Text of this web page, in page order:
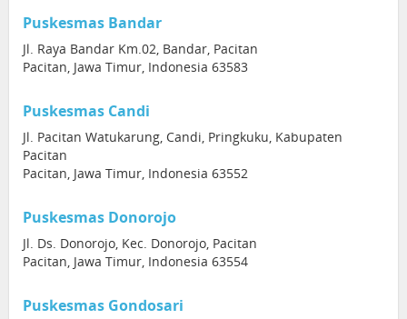
Puskesmas Bandar
Jl. Raya Bandar Km.02, Bandar, Pacitan
Pacitan, Jawa Timur, Indonesia 63583
Puskesmas Candi
Jl. Pacitan Watukarung, Candi, Pringkuku, Kabupaten
Pacitan
Pacitan, Jawa Timur, Indonesia 63552
Puskesmas Donorojo
Jl. Ds. Donorojo, Kec. Donorojo, Pacitan
Pacitan, Jawa Timur, Indonesia 63554
Puskesmas Gondosari